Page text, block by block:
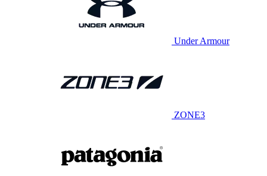
Under Armour
ZONE3